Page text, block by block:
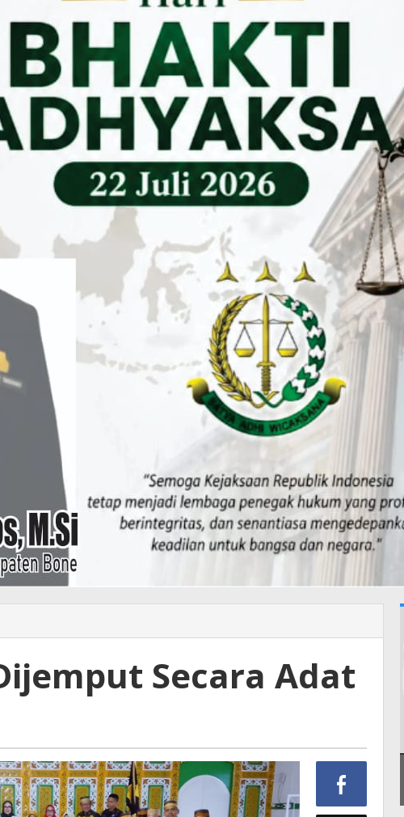
Secara Adat